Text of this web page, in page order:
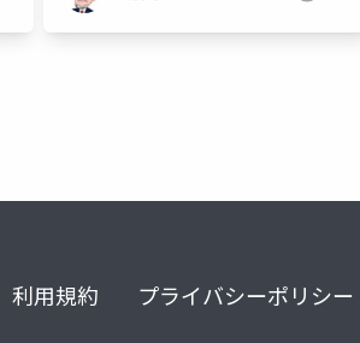
利用規約 プライバシーポリシー